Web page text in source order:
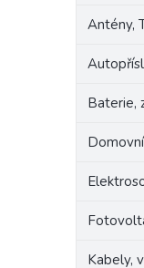
Antény,
Baterie,
Kabely,